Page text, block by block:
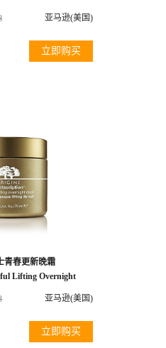
亚马逊(美国)
立即购买
青春更新晚霜
Lifting Overnight
亚马逊(美国)
立即购买